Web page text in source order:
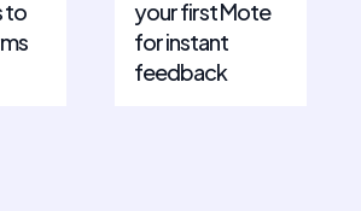
to
your first Mote
for instant
feedback